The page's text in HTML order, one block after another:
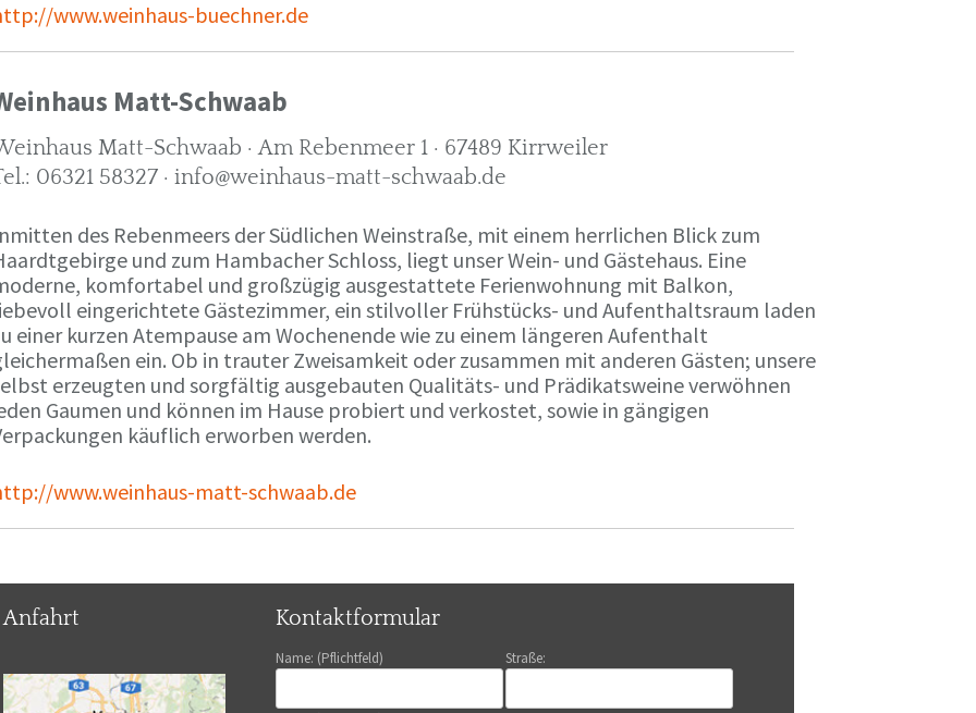
www.weinhaus-buechner.de
Matt-Schwaab
Matt-Schwaab · Am Rebenmeer 1 · 67489 Kirrweiler
06321 58327 · info@weinhaus-matt-schwaab.de
des Rebenmeers der Südlichen Weinstraße, mit einem herrlichen Blick zum
und zum Hambacher Schloss, liegt unser Wein- und Gästehaus. Eine
komfortabel und großzügig ausgestattete Ferienwohnung mit Balkon,
eingerichtete Gästezimmer, ein stilvoller Frühstücks- und Aufenthaltsraum laden
einer kurzen Atempause am Wochenende wie zu einem längeren Aufenthalt
ein. Ob in trauter Zweisamkeit oder zusammen mit anderen Gästen; unsere
erzeugten und sorgfältig ausgebauten Qualitäts- und Prädikatsweine verwöhnen
Gaumen und können im Hause probiert und verkostet, sowie in gängigen
käuflich erworben werden.
www.weinhaus-matt-schwaab.de
Anfahrt Kontaktformular
Name: (Pflichtfeld) Straße: